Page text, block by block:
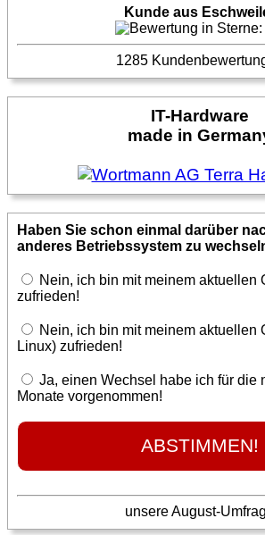
Kunde aus
1285
IT-Hardware
made in
Haben Sie schon einmal darüber
anderes Betriebssystem zu
Nein, ich bin mit meinem aktuellen
zufrieden!
Nein, ich bin mit meinem aktuellen
Linux) zufrieden!
Ja, einen Wechsel habe ich für die
Monate vorgenommen!
unsere August-